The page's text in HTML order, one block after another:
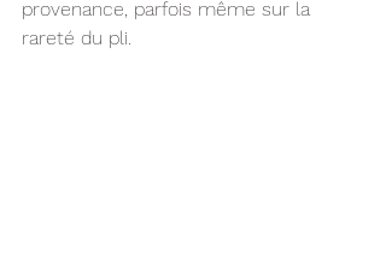
provenance, parfois même sur la
rareté du pli.